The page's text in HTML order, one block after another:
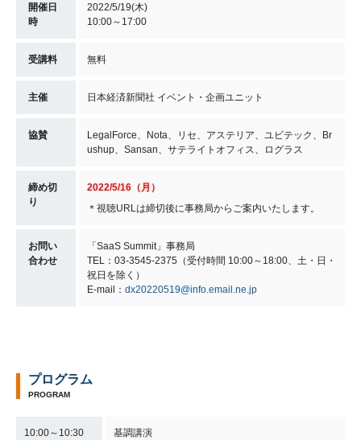
開催日
時
2022/5/19(木)
10:00～17:00
受講料 無料
主催 日本経済新聞社 イベント・企画ユニット
協賛
LegalForce、Nota、リセ、アステリア、ユビテック、Br
ushup、Sansan、サテライトオフィス、ログラス
締め切
り
2022/5/16（月）
＊視聴URLは締切後に事務局からご案内いたします。
お問い
合わせ
「SaaS Summit」事務局
TEL：03-3545-2375（受付時間 10:00～18:00、土・日・
祝日を除く）
E-mail： dx20220519@info.email.ne.jp
プログラム
PROGRAM
10:00～10:30 基調講演